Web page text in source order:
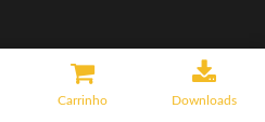
Carrinho Downloads